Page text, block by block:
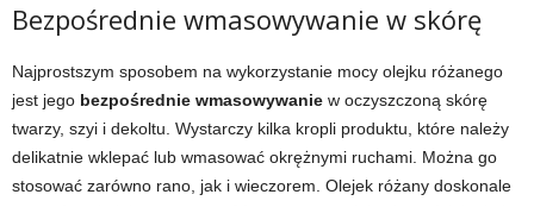
Bezpośrednie wmasowywanie w skórę
Najprostszym sposobem na wykorzystanie mocy olejku różanego
jest jego bezpośrednie wmasowywanie w oczyszczoną skórę
twarzy, szyi i dekoltu. Wystarczy kilka kropli produktu, które należy
delikatnie wklepać lub wmasować okrężnymi ruchami. Można go
stosować zarówno rano, jak i wieczorem. Olejek różany doskonale